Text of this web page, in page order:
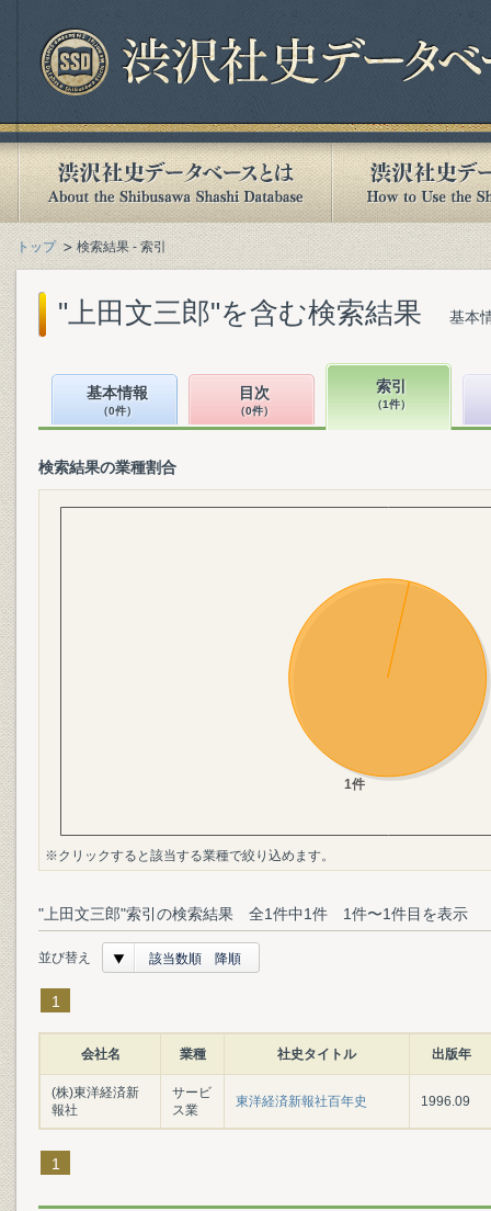
トップ 検索結果 - 索引
"上田文三郎"を含む検索結果 基本
基本情報
（0件）
目次
（0件）
索引
（1件）
検索結果の業種割合
※クリックすると該当する業種で絞り込めます。
"上田文三郎"索引の検索結果 全1件中1件 1件〜1件目を表示
並び替え 該当数順 降順
1
会社名 業種 社史タイトル 出版年
(株)東洋経済新
報社
サービ
ス業
東洋経済新報社百年史 1996.09
1